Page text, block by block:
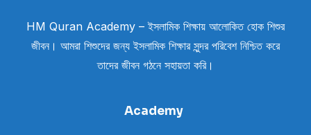
HM Quran Academy – ইসলামিক শিক্ষায় আলোকিত হোক শিশুর
জীবন। আমরা শিশুদের জন্য ইসলামিক শিক্ষার সুন্দর পরিবেশ নিশ্চিত করে
তাদের জীবন গঠনে সহায়তা করি।
Academy